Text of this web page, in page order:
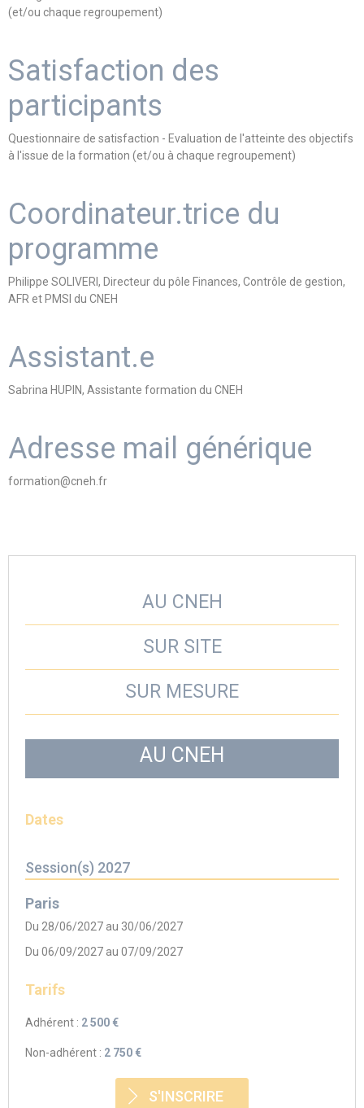
(et/ou chaque regroupement)
Satisfaction des
participants
Questionnaire de satisfaction - Evaluation de l'atteinte des objectifs
à l'issue de la formation (et/ou à chaque regroupement)
Coordinateur.trice du
programme
Philippe SOLIVERI, Directeur du pôle Finances, Contrôle de gestion,
AFR et PMSI du CNEH
Assistant.e
Sabrina HUPIN, Assistante formation du CNEH
Adresse mail générique
formation@cneh.fr
AU CNEH
SUR SITE
SUR MESURE
AU CNEH
Dates
Session(s) 2027
Paris
Du 28/06/2027 au 30/06/2027
Du 06/09/2027 au 07/09/2027
Tarifs
Adhérent : 2 500 €
Non-adhérent : 2 750 €
S'INSCRIRE